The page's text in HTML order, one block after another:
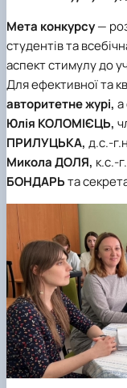
Мета конкурсу—
студентів та
аспект стимулу до
Для ефективної та
авторитетне журі, а
Юлія КОЛОМІЄЦЬ,
ПРИЛУЦЬКА, д.с.-
Микола ДОЛЯ, к.с.-
БОНДАРЬта